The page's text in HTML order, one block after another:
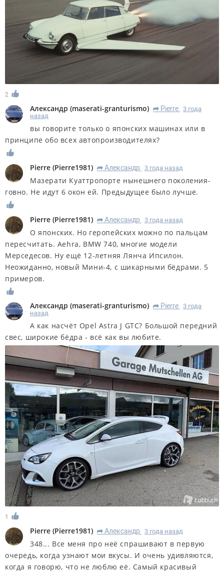
2
Александр (maserati-granturismo) R Pierre
3 года
назад
вы говорите только о японских машинах или в
принципе обо всех автопроизводителях?
Pierre (Pierre1981) R Александр 3 года назад
Мазерати Куаттропорте нынешнего поколения-
говно. Не идут 6 окон ей. Предыдущее было лучше.
Pierre (Pierre1981) R Александр 3 года назад
О японских. Но геропейских можно по пальцам
пересчитать. Aehra, BMW 740, многие модели
Мерседесов. Ну ещё 12-летняя Лянча Ипсилон.
Неожиданно, новый Мини-4, с шикарными бёдрами. 5
примеров.
Александр (maserati-granturismo) R Pierre
3 года
назад
А как насчёт Opel Astra J GTC? Большой передний
свес, широкие бёдра - всё как вы любите.
1
Pierre (Pierre1981) R Александр 3 года назад
348... Все меня про неё спрашивают в первую
очередь, когда узнают мои вкусы. И очень удивляются,
когда я говорю, что не люблю её. Самый красивый